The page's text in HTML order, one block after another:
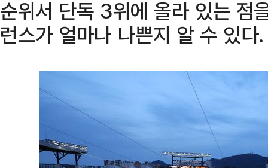
순위서 단독 3위에 올라 있는 점
런스가 얼마나 나쁜지 알 수 있다.